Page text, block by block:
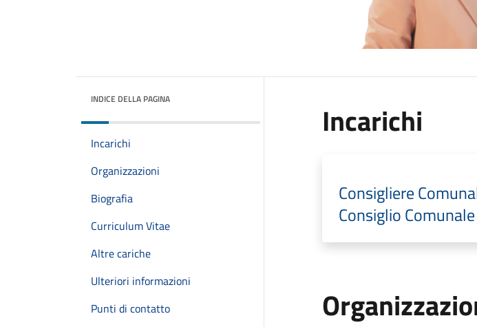
INDICE DELLA PAGINA
Incarichi
Organizzazioni
Biografia
Curriculum Vitae
Altre cariche
Ulteriori informazioni
Punti di contatto
Incarichi
Consigliere
Consiglio Comunale